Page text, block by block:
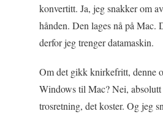
konvertitt. Ja, jeg snakker om
hånden. Den lages nå på Mac.
derfor jeg trenger datamaskin.
Om det gikk knirkefritt, denne
Windows til Mac? Nei,
trosretning, det koster. Og jeg